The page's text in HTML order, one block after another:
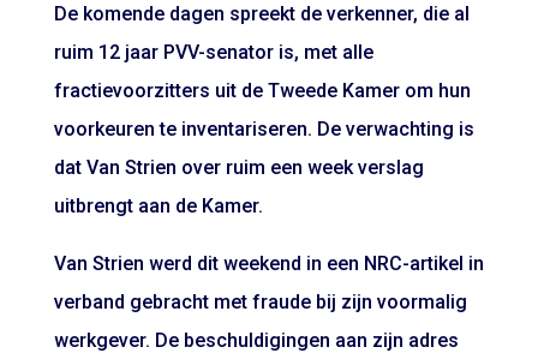
De komende dagen spreekt de verkenner, die al
ruim 12 jaar PVV-senator is, met alle
fractievoorzitters uit de Tweede Kamer om hun
voorkeuren te inventariseren. De verwachting is
dat Van Strien over ruim een week verslag
uitbrengt aan de Kamer.
Van Strien werd dit weekend in een NRC-artikel in
verband gebracht met fraude bij zijn voormalig
werkgever. De beschuldigingen aan zijn adres